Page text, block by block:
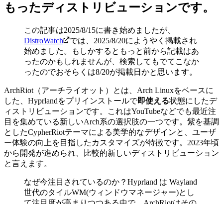
もったディストリビューションです。
この記事は2025/8/15に書き始めましたが、
DistroWatch
では、2025/8/20にようやく掲載され
始めました。
もしかするともっと前から記載はあ
ったのかもしれませんが、検索してもでてこなか
ったのでおそらくは8/20が掲載日かと思います。
ArchRiot（アーチライオット）とは、Arch Linuxをベースに
した、Hyprlandをプリインストールで即使える状態にしたデ
ィストリビューションです。これはYouTubeなどでも最近注
目を集めている新しいArch系の選択肢の一つです。 紫を基調
としたCypherRiotテーマによる美学的なデザインと、ユーザ
ー体験の向上を目指したカスタマイズが特徴です。2023年頃
から開発が進められ、比較的新しいディストリビューション
と言えます。
なぜ今注目されているのか？ Hyprland は Wayland
世代のタイルWM(ウィンドウマネージャー)とし